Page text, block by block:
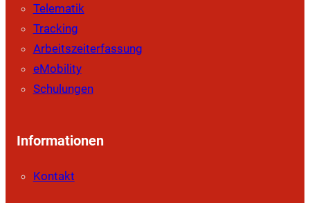
Telematik
Tracking
Arbeitszeiterfassung
eMobility
Schulungen
Informationen
Kontakt